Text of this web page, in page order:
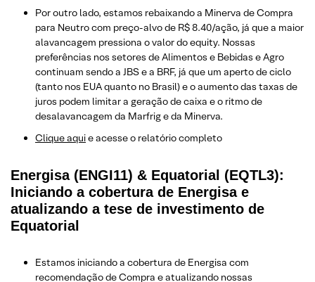
Por outro lado, estamos rebaixando a Minerva de Compra
para Neutro com preço-alvo de R$ 8.40/ação, já que a maior
alavancagem pressiona o valor do equity. Nossas
preferências nos setores de Alimentos e Bebidas e Agro
continuam sendo a JBS e a BRF, já que um aperto de ciclo
(tanto nos EUA quanto no Brasil) e o aumento das taxas de
juros podem limitar a geração de caixa e o ritmo de
desalavancagem da Marfrig e da Minerva.
Clique aquie acesse o relatório completo
Energisa (ENGI11) & Equatorial (EQTL3):
Iniciando a cobertura de Energisa e
atualizando a tese de investimento de
Equatorial
Estamos iniciando a cobertura de Energisa com
recomendação de Compra e atualizando nossas